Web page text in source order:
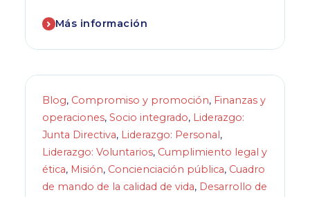
Más información
Blog, Compromiso y promoción, Finanzas y
operaciones, Socio integrado, Liderazgo:
Junta Directiva, Liderazgo: Personal,
Liderazgo: Voluntarios, Cumplimiento legal y
ética, Misión, Concienciación pública, Cuadro
de mando de la calidad de vida, Desarrollo de